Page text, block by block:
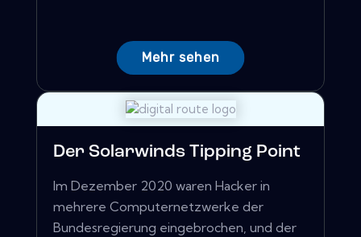
Mehr sehen
Der Solarwinds Tipping Point
Im Dezember 2020 waren Hacker in
mehrere Computernetzwerke der
Bundesregierung eingebrochen, und der